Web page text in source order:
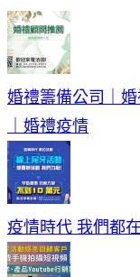
婚禮籌備公司｜
｜婚禮疫情
疫情時代 我們都